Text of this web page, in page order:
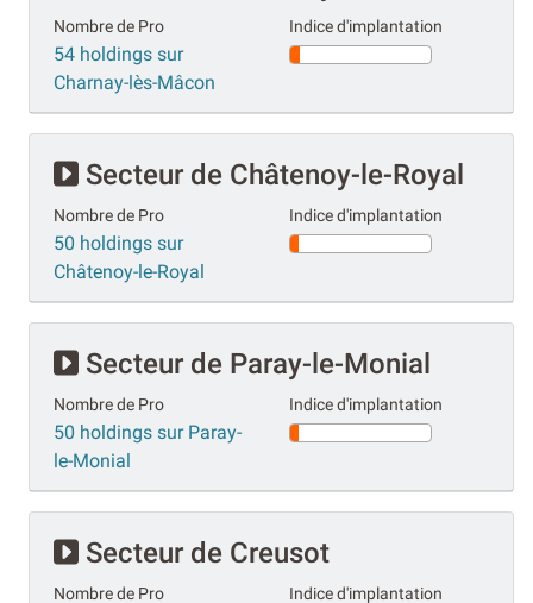
Nombre de Pro
54 holdings sur
Charnay-lès-Mâcon
Indice d'implantation
Secteur de Châtenoy-le-Royal
Nombre de Pro
50 holdings sur
Châtenoy-le-Royal
Indice d'implantation
Secteur de Paray-le-Monial
Nombre de Pro
50 holdings sur Paray-
le-Monial
Indice d'implantation
Secteur de Creusot
Nombre de Pro Indice d'implantation